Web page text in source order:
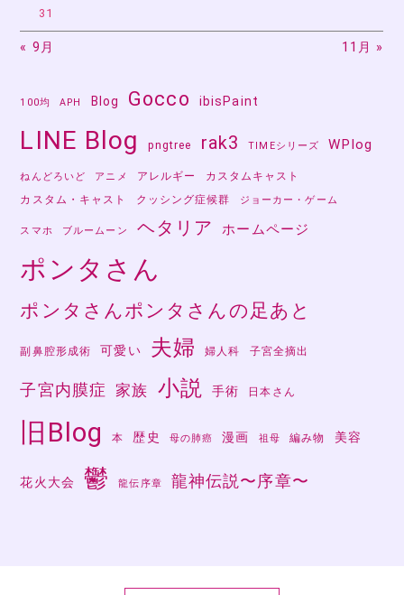
31
« 9月 11月 »
100均 APH Blog Gocco ibisPaint
LINE Blog pngtree rak3 TIMEシリーズ WPlog
ねんどろいど アニメ アレルギー
カスタムキャスト
カスタム・キャスト
クッシング症候群 ジョーカー・ゲーム
スマホ ブルームーン ヘタリア ホームページ
ポンタさん
ポンタさんポンタさんの足あと
副鼻腔形成術 可愛い 夫婦 婦人科 子宮全摘出
子宮内膜症 家族 小説 手術 日本さん
旧Blog 本 歴史 母の肺癌 漫画 祖母 編み物 美容
花火大会 鬱 龍伝序章 龍神伝説〜序章〜